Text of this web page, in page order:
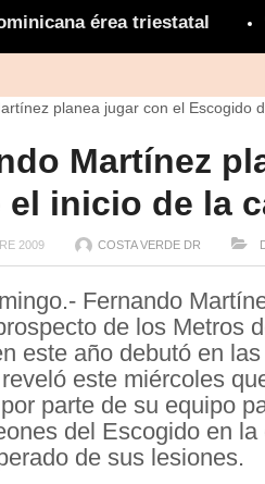
érea triestatal
Martínez
el inicio de la
2009 COSTA VERDE DR
Fernando
de los Metros
este año debutó en
este miércoles
parte de su equipo
del Escogido en
de sus lesiones.